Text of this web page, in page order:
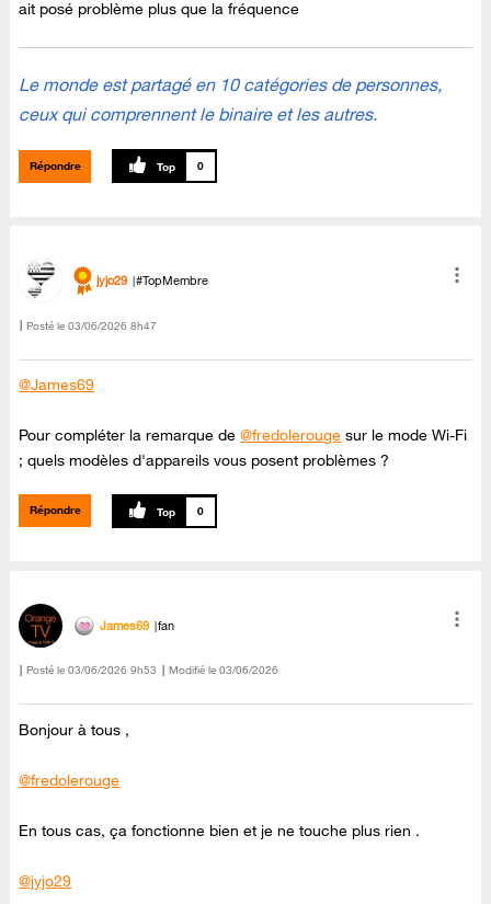
ait posé problème plus que la fréquence
Le monde est partagé en 10 catégories de personnes,
ceux qui comprennent le binaire et les autres.
Répondre 0
jyjo29 #TopMembre
Posté le ‎03/06/2026 8h47
@James69
Pour compléter la remarque de@fredolerouge sur le mode Wi-Fi
; quels modèles d'appareils vous posent problèmes ?
Répondre 0
James69 fan
Posté le ‎03/06/2026 9h53 Modifié le 03/06/2026
Bonjour à tous ,
@fredolerouge
En tous cas, ça fonctionne bien et je ne touche plus rien .
@jyjo29